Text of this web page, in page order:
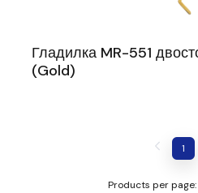
Гладилка MR-551
(Gold)
Products per page:
1